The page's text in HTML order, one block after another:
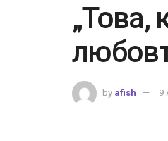
„Това,
by afish 9